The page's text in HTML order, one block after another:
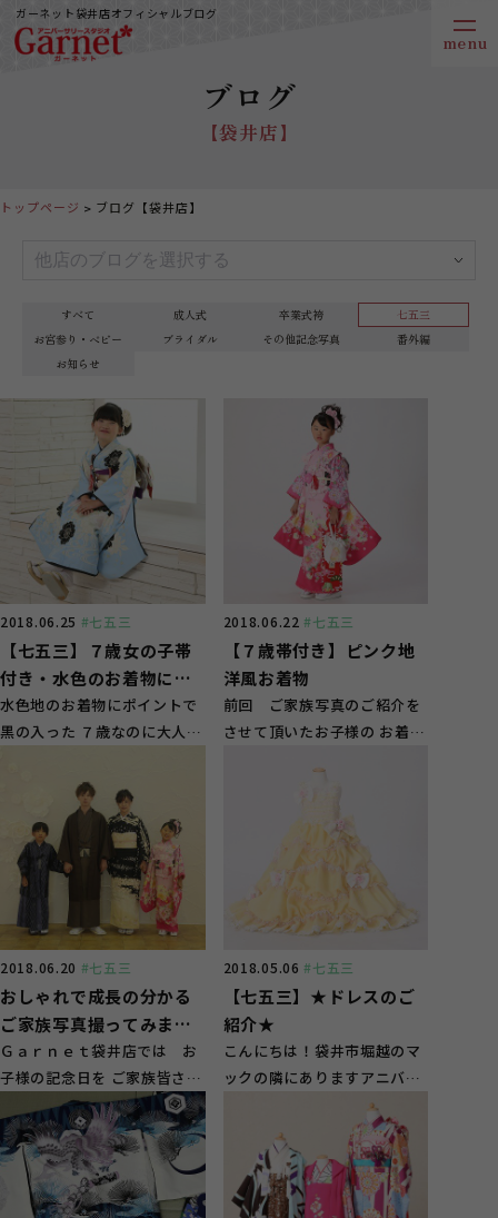
ガーネット袋井店オフィシャルブログ
ブログ
【袋井店】
2018.06.25 #七五三
【七五三】７歳女の子帯
付き・水色のお着物に黒
と白のお花で大人っぽく
水色地のお着物にポイントで
黒の入った ７歳なのに大人っ
をさせて頂きま...
2018.06.22#七五三
【７歳帯付き】ピンク地
洋風お着物
前回 ご家族写真のご紹介を
させて頂いたお子様の お着物
2018.06.20 #七五三
おしゃれで成長の分かる
ご家族写真撮ってみませ
んか？
Ｇａｒｎｅｔ袋井店では お
子様の記念日を ご家族皆さま
の 記念日になったらいいな
ー！！！！ と、...
2018.05.06#七五三
【七五三】★ドレスのご
紹介★
こんにちは！袋井市堀越のマ
ックの隣にありますアニバー
サリースタジオガーネット袋
井店です♪ ...
すべて 成人式 卒業式袴
七五三
お宮参り・ベビー
ブライダル その他記念写真
番外編
お知らせ
トップページ ブログ【袋井店】